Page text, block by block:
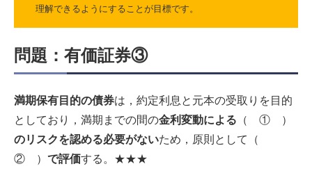
理解できるようにすることが目標です。
問題：有価証券③
満期保有目的の債券は，約定利息と元本の受取りを目的
としており，満期までの間の金利変動による （ ① ）
のリスクを認める必要がないため，原則として（
② ） で評価する。★★★